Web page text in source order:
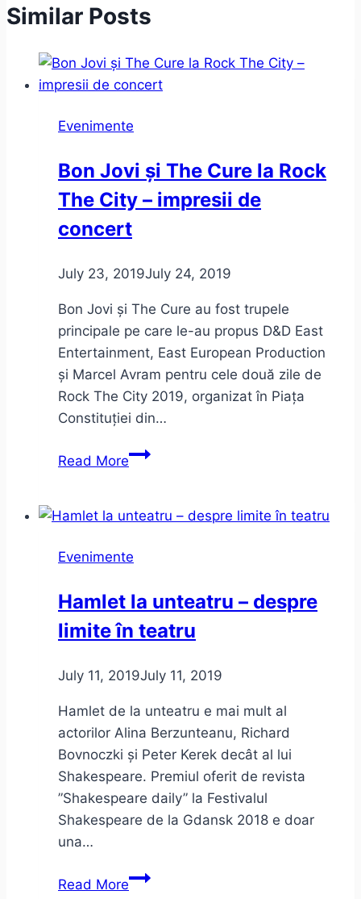
Similar Posts
Evenimente
Bon Jovi și The Cure la Rock
The City – impresii de
concert
July 23, 2019July 24, 2019
Bon Jovi și The Cure au fost trupele
principale pe care le-au propus D&D East
Entertainment, East European Production
și Marcel Avram pentru cele două zile de
Rock The City 2019, organizat în Piața
Constituției din…
Read MoreBon
The
la
The
City
impresii
concert
Evenimente
Hamlet la unteatru – despre
limite în teatru
July 11, 2019July 11, 2019
Hamlet de la unteatru e mai mult al
actorilor Alina Berzunteanu, Richard
Bovnoczki și Peter Kerek decât al lui
Shakespeare. Premiul oferit de revista
”Shakespeare daily” la Festivalul
Shakespeare de la Gdansk 2018 e doar
una…
Read MoreHamlet